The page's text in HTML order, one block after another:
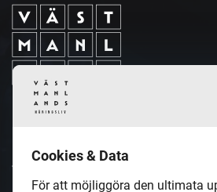
värdefulla berättelser
Cookies & Data
För att möjliggöra den ultimata